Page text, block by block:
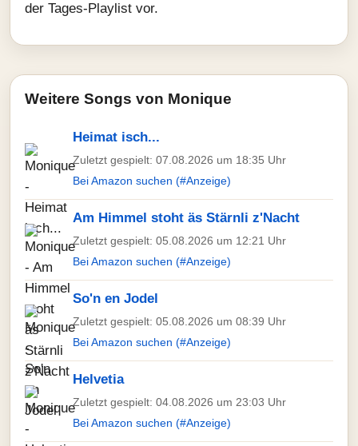
der Tages-Playlist vor.
Weitere Songs von Monique
Heimat isch...
Zuletzt gespielt: 07.08.2026 um 18:35 Uhr
Bei Amazon suchen (#Anzeige)
Am Himmel stoht äs Stärnli z'Nacht
Zuletzt gespielt: 05.08.2026 um 12:21 Uhr
Bei Amazon suchen (#Anzeige)
So'n en Jodel
Zuletzt gespielt: 05.08.2026 um 08:39 Uhr
Bei Amazon suchen (#Anzeige)
Helvetia
Zuletzt gespielt: 04.08.2026 um 23:03 Uhr
Bei Amazon suchen (#Anzeige)